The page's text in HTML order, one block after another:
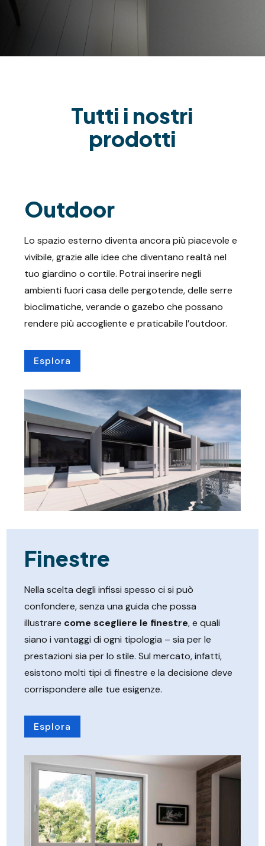
Tutti i nostri
prodotti
Outdoor
Lo spazio esterno diventa ancora più piacevole e
vivibile, grazie alle idee che diventano realtà nel
tuo giardino o cortile. Potrai inserire negli
ambienti fuori casa delle pergotende, delle serre
bioclimatiche, verande o gazebo che possano
rendere più accogliente e praticabile l’outdoor.
Esplora
Finestre
Nella scelta degli infissi spesso ci si può
confondere, senza una guida che possa
illustrare come scegliere le finestre, e quali
siano i vantaggi di ogni tipologia – sia per le
prestazioni sia per lo stile. Sul mercato, infatti,
esistono molti tipi di finestre e la decisione deve
corrispondere alle tue esigenze.
Esplora